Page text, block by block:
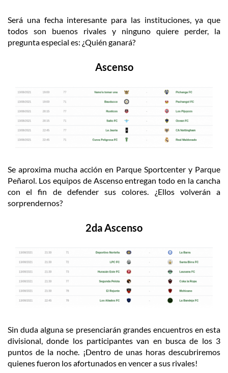
Será una fecha interesante para las instituciones, ya que
todos son buenos rivales y ninguno quiere perder, la
pregunta especial es: ¿Quién ganará?
Ascenso
Se aproxima mucha acción en Parque Sportcenter y Parque
Peñarol. Los equipos de Ascenso entregan todo en la cancha
con el fin de defender sus colores. ¿Ellos volverán a
sorprendernos?
2da Ascenso
Sin duda alguna se presenciarán grandes encuentros en esta
divisional, donde los participantes van en busca de los 3
puntos de la noche. ¡Dentro de unas horas descubriremos
quienes fueron los afortunados en vencer a sus rivales!